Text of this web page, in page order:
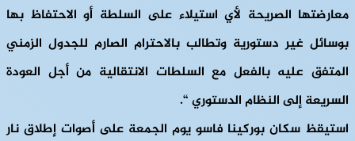
معارضتها الصريحة لأي استيلاء على السلطة أو الاحتفاظ بها
بوسائل غير دستورية وتطالب بالاحترام الصارم للجدول الزمني
المتفق عليه بالفعل مع السلطات الانتقالية من أجل العودة
السريعة إلى النظام الدستوري “.
استيقظ سكان بوركينا فاسو يوم الجمعة على أصوات إطلاق نار